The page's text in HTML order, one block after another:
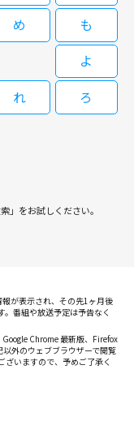
め
も
よ
れ
ろ
」をお試しください。
が表示され、その先1ヶ月後
番組や放送予定は予告なく
Chrome 最新版、Firefox
外のウェブブラウザーで閲覧
ざいますので、予めご了承く